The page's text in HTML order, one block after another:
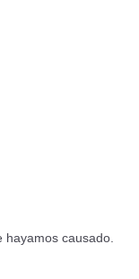
hayamos causado.